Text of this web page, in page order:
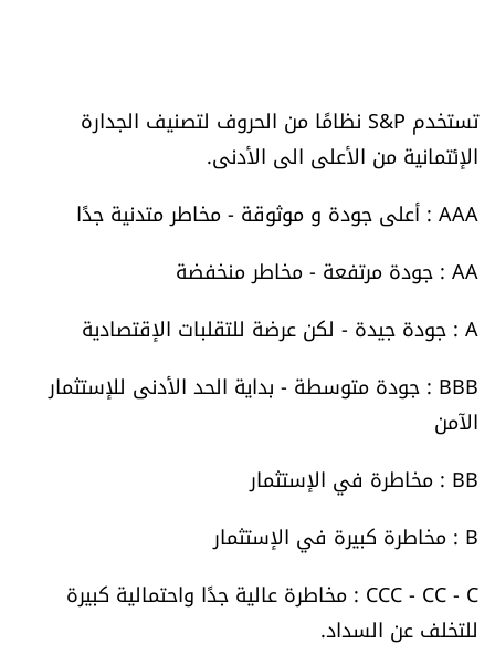
اقرأ تضحك
كاميرا
سجالات
صحّة وصحن
منوّعات
حظّك اليوم
للتاريخ
فيديو
تستخدم S&P نظامًا من الحروف لتصنيف الجدارة
الإئتمانية من الأعلى الى الأدنى.
AAA : أعلى جودة و موثوقة - مخاطر متدنية جدًا
AA : جودة مرتفعة - مخاطر منخفضة
A : جودة جيدة - لكن عرضة للتقلبات الإقتصادية
BBB : جودة متوسطة - بداية الحد الأدنى للإستثمار
الآمن
BB : مخاطرة في الإستثمار
B : مخاطرة كبيرة في الإستثمار
CCC - CC - C : مخاطرة عالية جدًا واحتمالية كبيرة
للتخلف عن السداد.